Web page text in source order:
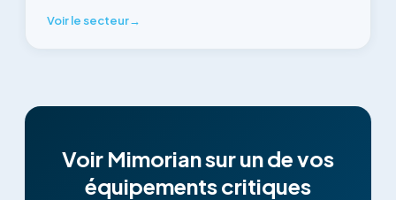
Voir le secteur→
Voir Mimorian sur un de vos
équipements critiques